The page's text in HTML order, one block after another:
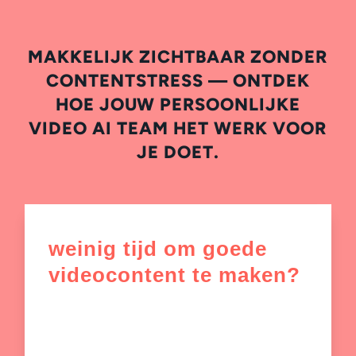
MAKKELIJK ZICHTBAAR ZONDER
CONTENTSTRESS — ONTDEK
HOE JOUW PERSOONLIJKE
VIDEO AI TEAM HET WERK VOOR
JE DOET.
weinig tijd om goede
videocontent te maken?